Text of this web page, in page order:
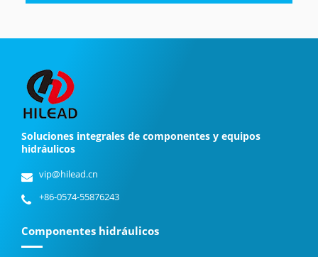
Soluciones integrales de componentes y equipos
hidráulicos
vip@hilead.cn
+86-0574-55876243
Componentes hidráulicos